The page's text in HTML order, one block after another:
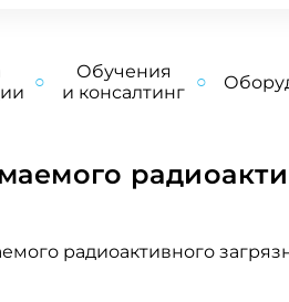
Обучения
и консалтинг
радиоактивного